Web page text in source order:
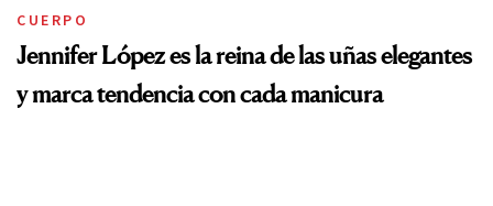
CUERPO
Jennifer López es la reina de las uñas elegantes
y marca tendencia con cada manicura